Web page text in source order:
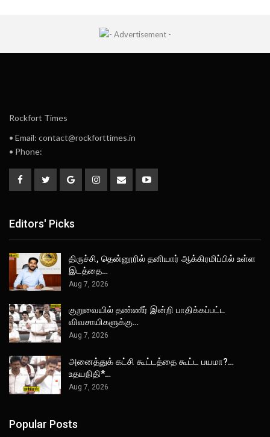
Rockfort Times
• Email: contact@rockforttimes.in
• Phone:
Editors' Picks
திருச்சி, தென்னூரில் தனியார் ஆக்கிரமிப்பில் உள்ள
இடத்தை…
Aug 7, 2026
குறுவையில் தண்ணீர் இன்றி பாதிக்கப்பட்ட
விவசாயிகளுக்கு…
Aug 7, 2026
அனைத்துக் கட்சி கூட்டத்தை கூட்ட பயமா?…
உதயநிதி*…
Aug 7, 2026
Popular Posts